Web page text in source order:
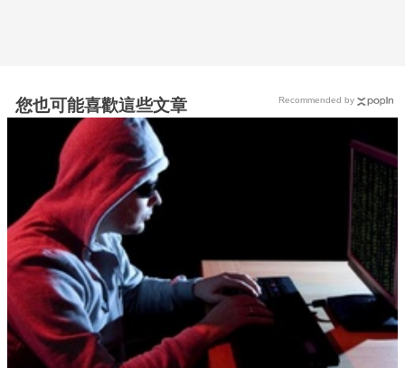
您也可能喜歡這些文章 Recommended by